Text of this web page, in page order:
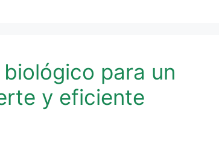
para un
y eficiente